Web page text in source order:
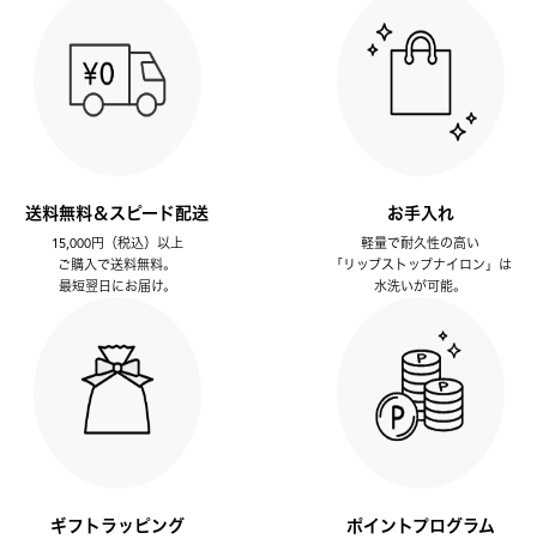
送料無料＆スピード配送
15,000円（税込）以上
ご購入で送料無料。
最短翌日にお届け。
お手入れ
軽量で耐久性の高い
「リップストップナイロン」は
水洗いが可能。
ギフトラッピング ポイントプログラム